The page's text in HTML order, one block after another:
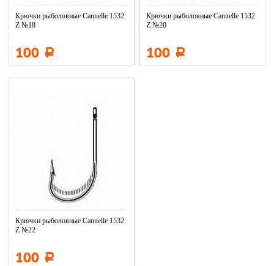
Крючки рыболовные Cannelle 1532
Z №18
100 Р
Крючки рыболовные Cannelle 1532
Z №20
100 Р
Крючки рыболовные Cannelle 1532
Z №22
100 Р